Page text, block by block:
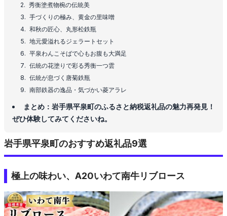
秀衡塗煮物椀の伝統美
手づくりの極み、黄金の里味噌
和秋の匠心、丸形松鉄瓶
地元愛溢れるジェラートセット
平泉わんこそばで心もお腹も大満足
伝統の花塗りで彩る秀衡一つ雲
伝統が息づく唐菊鉄瓶
南部鉄器の逸品・気づかい菱アラレ
まとめ：岩手県平泉町のふるさと納税返礼品の魅力再発見！
ぜひ体験してみてくださいね。
岩手県平泉町のおすすめ返礼品9選
極上の味わい、A20いわて南牛リブロース